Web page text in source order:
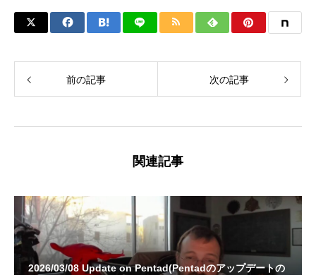
前の記事 次の記事
関連記事
2026/03/08 Update on Pentad(Pentadのアップデートの